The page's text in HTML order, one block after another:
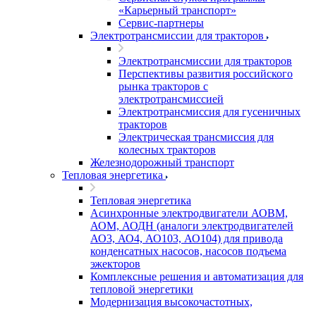
«Карьерный транспорт»
Сервис-партнеры
Электротрансмиссии для тракторов
Электротрансмиссии для тракторов
Перспективы развития российского
рынка тракторов с
электротрансмиссией
Электротрансмиссия для гусеничных
тракторов
Электрическая трансмиссия для
колесных тракторов
Железнодорожный транспорт
Тепловая энергетика
Тепловая энергетика
Асинхронные электродвигатели АОВМ,
АОМ, АОДН (аналоги электродвигателей
АО3, АО4, АО103, АО104) для привода
конденсатных насосов, насосов подъема
эжекторов
Комплексные решения и автоматизация для
тепловой энергетики
Модернизация высокочастотных,